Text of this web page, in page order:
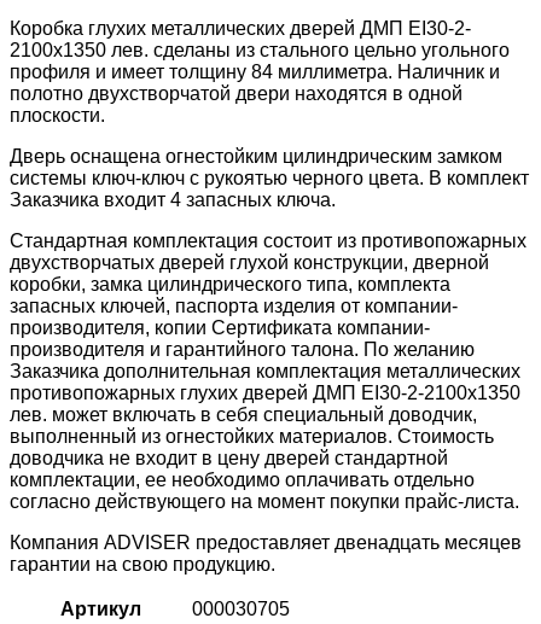
Коробка глухих металлических дверей ДМП ЕІ30-2-
2100х1350 лев. сделаны из стального цельно угольного
профиля и имеет толщину 84 миллиметра. Наличник и
полотно двухстворчатой двери находятся в одной
плоскости.
Дверь оснащена огнестойким цилиндрическим замком
системы ключ-ключ с рукоятью черного цвета. В комплект
Заказчика входит 4 запасных ключа.
Стандартная комплектация состоит из противопожарных
двухстворчатых дверей глухой конструкции, дверной
коробки, замка цилиндрического типа, комплекта
запасных ключей, паспорта изделия от компании-
производителя, копии Сертификата компании-
производителя и гарантийного талона. По желанию
Заказчика дополнительная комплектация металлических
противопожарных глухих дверей ДМП ЕІ30-2-2100х1350
лев. может включать в себя специальный доводчик,
выполненный из огнестойких материалов. Стоимость
доводчика не входит в цену дверей стандартной
комплектации, ее необходимо оплачивать отдельно
согласно действующего на момент покупки прайс-листа.
Компания ADVISER предоставляет двенадцать месяцев
гарантии на свою продукцию.
Артикул
000030705